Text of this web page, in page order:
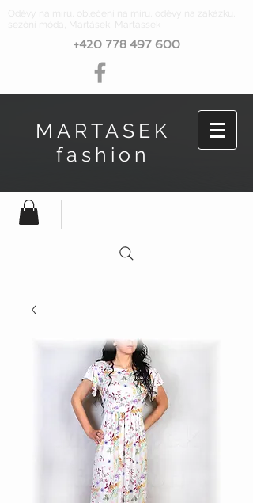
Oděvy na míru, oblečení na míru, oděvy na zakázku,
sezóní móda, Marťásek, Martassek
+420 778 497 600
MARTASEK
fashion